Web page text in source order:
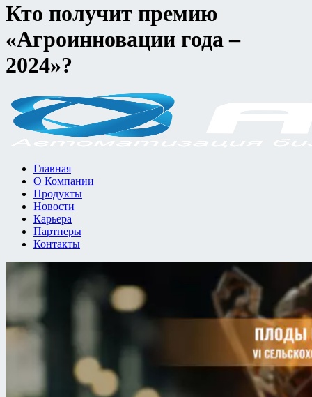
Кто получит премию
«Агроинновации года –
2024»?
Главная
О Компании
Продукты
Новости
Карьера
Партнеры
Контакты